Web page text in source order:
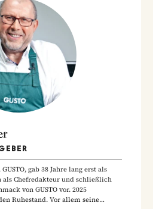
gab 38 Jahre lang erst als
als Chefredakteur und schließlich
von GUSTO vor. 2025
Ruhestand. Vor allem seine